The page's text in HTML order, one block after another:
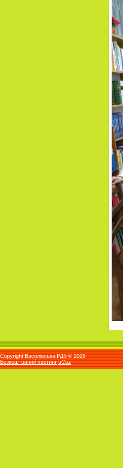
Copyright Василівська РДБ © 2026
Безкоштовний хостинг uCoz